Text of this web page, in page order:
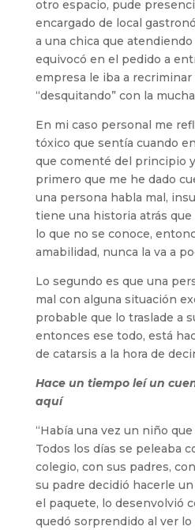
otro espacio, pude
encargado de local
a una chica que
equivocó en el pedido a
empresa le iba a recriminar
“desquitando” con la
En mi caso personal me
tóxico que sentía cuando
que comenté del principio
primero que me he dado
una persona habla mal,
tiene una historia atrás
lo que no se conoce,
amabilidad, nunca la va a
Lo segundo es que una
mal con alguna situación
probable que lo traslade a
entonces ese todo, está
de catarsis a la hora de
Hace un tiempo leí un
aquí
“Había una vez un niño
Todos los días se peleaba
colegio, con sus padres,
su padre decidió hacerle
el paquete, lo desenvolvió
quedó sorprendido al ver